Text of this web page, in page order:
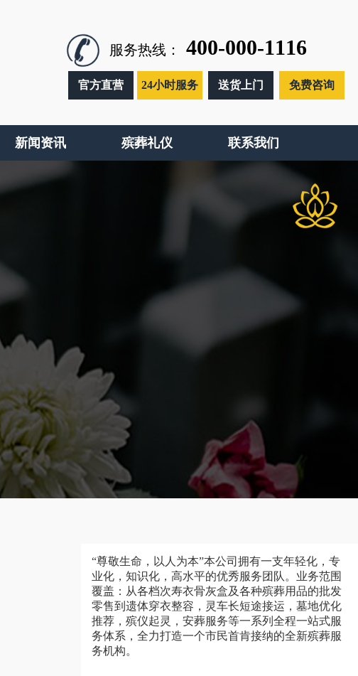
服务热线： 400-000-1116
官方直营 24小时服务 送货上门 免费咨询
新闻资讯 殡葬礼仪 联系我们
“尊敬生命，以人为本”本公司拥有一支年轻化，专
业化，知识化，高水平的优秀服务团队。业务范围
覆盖：从各档次寿衣骨灰盒及各种殡葬用品的批发
零售到遗体穿衣整容，灵车长短途接运，墓地优化
推荐，殡仪起灵，安葬服务等一系列全程一站式服
务体系，全力打造一个市民首肯接纳的全新殡葬服
务机构。